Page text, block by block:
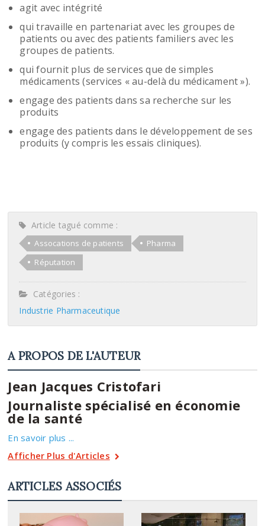
agit avec intégrité
qui travaille en partenariat avec les groupes de
patients ou avec des patients familiers avec les
groupes de patients.
qui fournit plus de services que de simples
médicaments (services « au-delà du médicament »).
engage des patients dans sa recherche sur les
produits
engage des patients dans le développement de ses
produits (y compris les essais cliniques).
Article tagué comme :
Assocations de patients
Pharma
Réputation
Catégories :
Industrie Pharmaceutique
A PROPOS DE L'AUTEUR
Jean Jacques Cristofari
Journaliste spécialisé en économie
de la santé
En savoir plus ...
Afficher Plus d'Articles
ARTICLES ASSOCIÉS